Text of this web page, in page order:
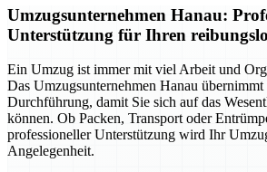
Umzugsunternehmen Hanau:
Unterstützung für Ihren
Ein Umzug ist immer mit viel Arbeit und
Das Umzugsunternehmen Hanau
Durchführung, damit Sie sich auf das
können. Ob Packen, Transport oder
professioneller Unterstützung wird Ihr
Angelegenheit.